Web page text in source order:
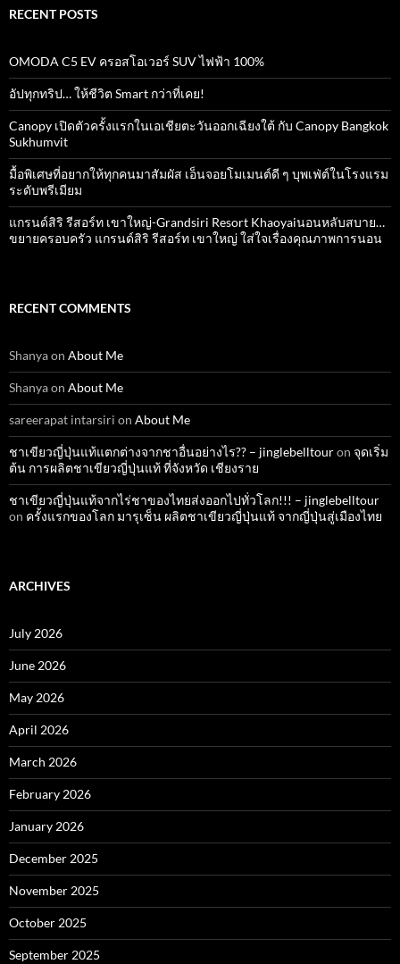
RECENT POSTS
OMODA C5 EV ครอสโอเวอร์ SUV ไฟฟ้า 100%
อัปทุกทริป… ให้ชีวิต Smart กว่าที่เคย!
Canopy เปิดตัวครั้งแรกในเอเชียตะวันออกเฉียงใต้ กับ Canopy Bangkok
Sukhumvit
มื้อพิเศษที่อยากให้ทุกคนมาสัมผัส เอ็นจอยโมเมนต์ดี ๆ บุพเฟ่ต์ในโรงแรม
ระดับพรีเมียม
แกรนด์สิริ​ รีสอร์ท​ เขาใหญ่​-Grandsiri​ Resort​ Khaoyaiนอนหลับสบาย…
ขยายครอบครัว แกรนด์สิริ รีสอร์ท เขาใหญ่ ใส่ใจเรื่องคุณภาพการนอน
RECENT COMMENTS
Shanyaon About Me
Shanyaon About Me
sareerapat intarsiri on About Me
ชาเขียวญี่ปุ่นแท้แตกต่างจากชาอื่นอย่างไร?? – jinglebelltouron จุดเริ่ม
ต้น การผลิตชาเขียวญี่ปุ่นแท้ ที่จังหวัด เชียงราย
ชาเขียวญี่ปุ่นแท้จากไร่ชาของไทยส่งออกไปทั่วโลก!!! – jinglebelltour
on ครั้งแรกของโลก มารุเซ็น ผลิตชาเขียวญี่ปุ่นแท้ จากญี่ปุ่นสู่เมืองไทย
ARCHIVES
July 2026
June 2026
May 2026
April 2026
March 2026
February 2026
January 2026
December 2025
November 2025
October 2025
September 2025